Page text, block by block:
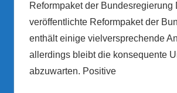
Reformpaket der Bundesregierung
veröffentlichte Reformpaket der
enthält einige vielversprechende
allerdings bleibt die konsequente
abzuwarten. Positive